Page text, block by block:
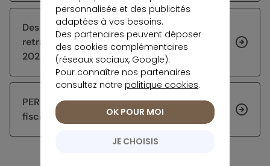
Des décalages prévus pour le paiement des
retraites de base et complémentaire en août
2026
PER ou assurance vie : comprendre l’écart
fiscal en 2026
personnalisée et des publicités
adaptées à vos besoins.
Des partenaires peuvent déposer
des cookies complémentaires
(réseaux sociaux, Google).
Pour connaître nos partenaires
consultez notre politique cookies.
JE CHOISIS
OK POUR MOI